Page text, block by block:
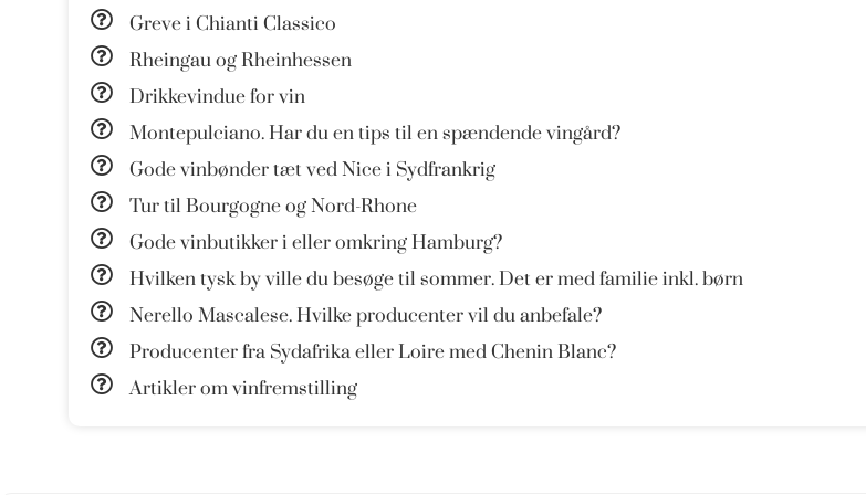
Greve i Chianti Classico
Rheingau og Rheinhessen
Drikkevindue for vin
Montepulciano. Har du en tips til en spændende vingård?
Gode vinbønder tæt ved Nice i Sydfrankrig
Tur til Bourgogne og Nord-Rhone
Gode vinbutikker i eller omkring Hamburg?
Hvilken tysk by ville du besøge til sommer. Det er med familie inkl. børn
Nerello Mascalese. Hvilke producenter vil du anbefale?
Producenter fra Sydafrika eller Loire med Chenin Blanc?
Artikler om vinfremstilling